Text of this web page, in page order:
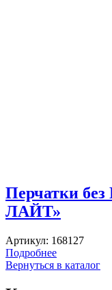
Перчатки
ЛАЙТ»
Артикул: 168127
Подробнее
Вернуться в каталог